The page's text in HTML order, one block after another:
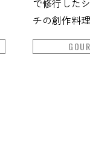
で修行した
チの創作料理